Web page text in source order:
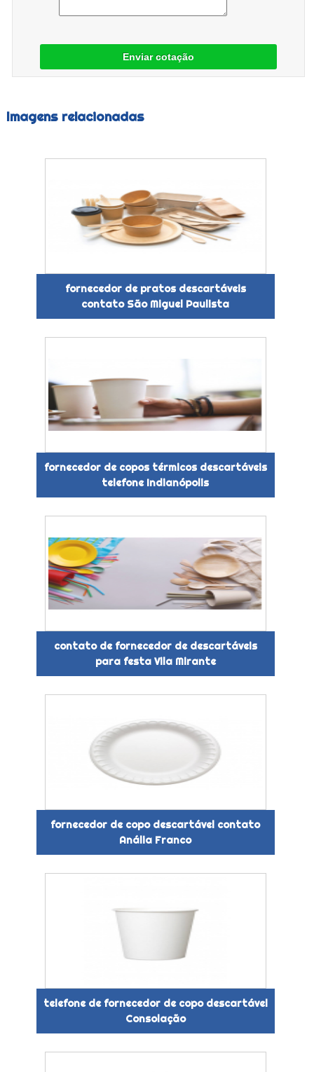
Enviar cotação
Imagens relacionadas
fornecedor de pratos descartáveis
contato São Miguel Paulista
fornecedor de copos térmicos descartáveis
telefone Indianópolis
contato de fornecedor de descartáveis
para festa Vila Mirante
fornecedor de copo descartável contato
Anália Franco
telefone de fornecedor de copo descartável
Consolação